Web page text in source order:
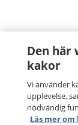
Den här
kakor
Vi använder
upplevelse,
nödvändig
Läs mer